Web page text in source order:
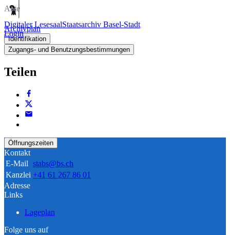
Digitaler LesesaalStaatsarchiv Basel-Stadt
Login
Akte
Archivplan
Identifikation
Zugangs- und Benutzungsbestimmungen
Teilen
Öffnungszeiten
Kontakt
E-Mail stabs@bs.ch
Kanzlei +41 61 267 86 01
Adresse
Links
Lageplan
Folge uns auf